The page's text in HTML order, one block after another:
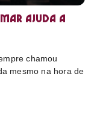
ajuda a
chamou
mesmo na hora de